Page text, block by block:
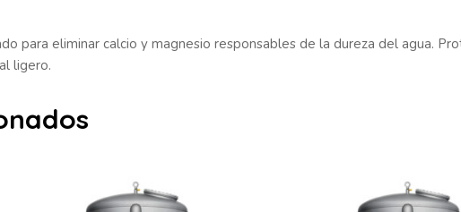
para eliminar calcio y magnesio responsables de la dureza del agua.
ligero.